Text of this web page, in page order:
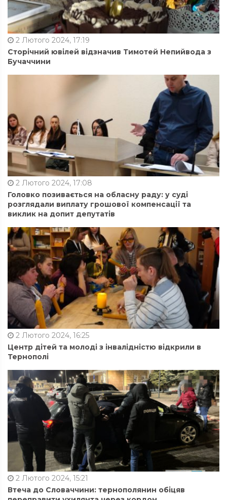
2 Лютого 2024, 17:19
Сторічний ювілей відзначив Тимотей Непийвода з
Бучаччини
2 Лютого 2024, 17:08
Головко позивається на обласну раду: у суді
розглядали виплату грошової компенсації та
виклик на допит депутатів
2 Лютого 2024, 16:25
Центр дітей та молоді з інвалідністю відкрили в
Тернополі
2 Лютого 2024, 15:21
Втеча до Словаччини: тернополянин обіцяв